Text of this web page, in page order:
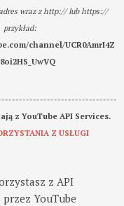
wraz z http:// lub https://
przykład:
channel/UCR0AmrI4Z
z YouTube API Services.
Z USŁUGI
z API
YouTube